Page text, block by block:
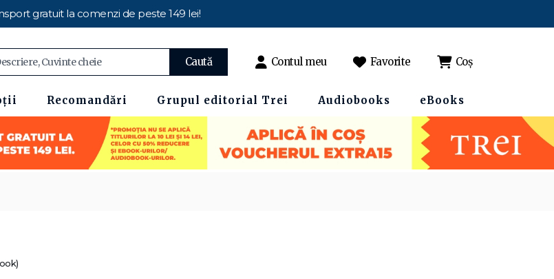
gratuit la comenzi de peste 149 lei!
Caută Contul meu Favorite Coș
Recomandări Grupul editorial Trei Audiobooks eBooks